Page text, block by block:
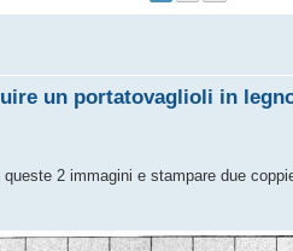
un portatovaglioli in
2 immagini e stampare due